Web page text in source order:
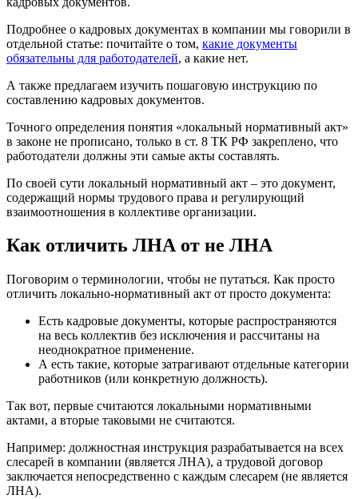
Подробнее о кадровых документах в компании мы говорили в
отдельной статье: почитайте о том, какие документы
обязательны для работодателей, а какие нет.
А также предлагаем изучить пошаговую инструкцию по
составлению кадровых документов.
Точного определения понятия «локальный нормативный акт»
в законе не прописано, только в ст. 8 ТК РФ закреплено, что
работодатели должны эти самые акты составлять.
По своей сути локальный нормативный акт – это документ,
содержащий нормы трудового права и регулирующий
взаимоотношения в коллективе организации.
Как отличить ЛНА от не ЛНА
Поговорим о терминологии, чтобы не путаться. Как просто
отличить локально-нормативный акт от просто документа:
Есть кадровые документы, которые распространяются
на весь коллектив без исключения и рассчитаны на
неоднократное применение.
А есть такие, которые затрагивают отдельные категории
работников (или конкретную должность).
Так вот, первые считаются локальными нормативными
актами, а вторые таковыми не считаются.
Например: должностная инструкция разрабатывается на всех
слесарей в компании (является ЛНА), а трудовой договор
заключается непосредственно с каждым слесарем (не является
ЛНА).